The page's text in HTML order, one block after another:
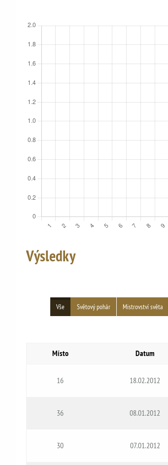
Výsledky
Vše Světový pohár Mistrovství světa
Místo Datum
16 18.02.2012
36 08.01.2012
30 07.01.2012